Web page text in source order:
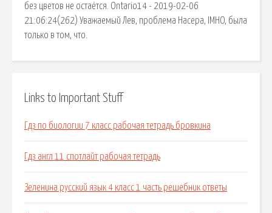
без цветов не остаётся. Ontario14 - 2019-02-06
21:06:24(262) Уважаемый Лев, проблема Насера, IMHO, была
только в том, что.
Links to Important Stuff
Гдз по биологии 7 класс рабочая тетрадь бровкина
Гдз англ 11 спотлайт рабочая тетрадь
Зеленина русский язык 4 класс 1 часть решебник ответы